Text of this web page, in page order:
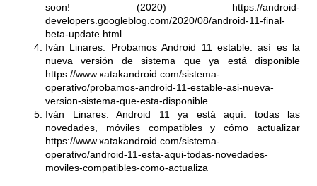
soon! (2020) https://android-
developers.googleblog.com/2020/08/android-11-final-
beta-update.html
Iván Linares. Probamos Android 11 estable: así es la
nueva versión de sistema que ya está disponible
https://www.xatakandroid.com/sistema-
operativo/probamos-android-11-estable-asi-nueva-
version-sistema-que-esta-disponible
Iván Linares. Android 11 ya está aquí: todas las
novedades, móviles compatibles y cómo actualizar
https://www.xatakandroid.com/sistema-
operativo/android-11-esta-aqui-todas-novedades-
moviles-compatibles-como-actualiza